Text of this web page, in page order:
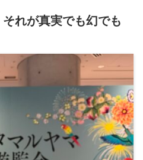
れが真実でも幻でも